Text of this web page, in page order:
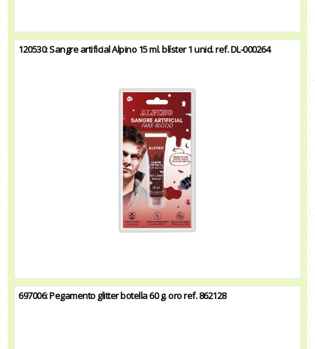
120530: Sangre artificial Alpino 15 ml. blíster 1 unid. ref. DL-000264
697006: Pegamento glitter botella 60 g. oro ref. 862128